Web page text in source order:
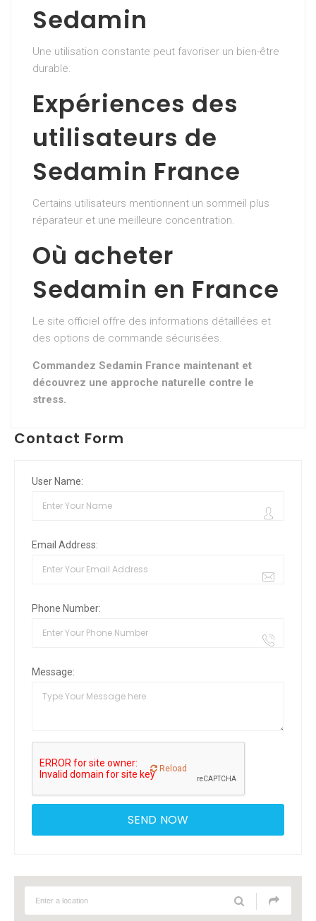
Sedamin
Une utilisation constante peut favoriser un bien-être
durable.
Expériences des
utilisateurs de
Sedamin France
Certains utilisateurs mentionnent un sommeil plus
réparateur et une meilleure concentration.
Où acheter
Sedamin en France
Le site officiel offre des informations détaillées et
des options de commande sécurisées.
Commandez Sedamin France maintenant et
découvrez une approche naturelle contre le
stress.
Contact Form
User Name:
Email Address:
Phone Number:
Message:
Reload